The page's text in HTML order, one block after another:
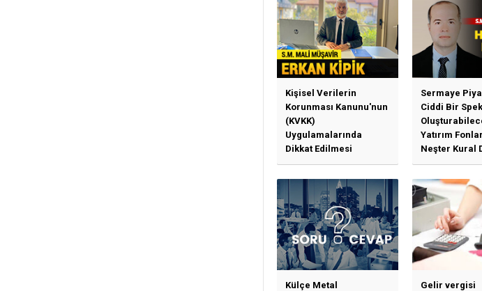
Kişisel Verilerin
Korunması Kanunu'nun
(KVKK)
Uygulamalarında
Dikkat Edilmesi
Gereken Özet Başlıklar
Sermaye
Ciddi Bir
Yatırım
Neşter Kural
SPK’dan
Haberlerine
Piyasası
Yalanlama
Bir Açıklama
Külçe Metal
Gelir vergisi